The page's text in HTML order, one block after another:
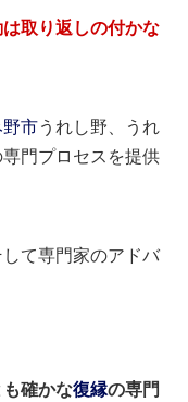
取り返しの付かな
市うれし野、うれ
門プロセスを提供
て専門家のアドバ
確かな復縁の専門